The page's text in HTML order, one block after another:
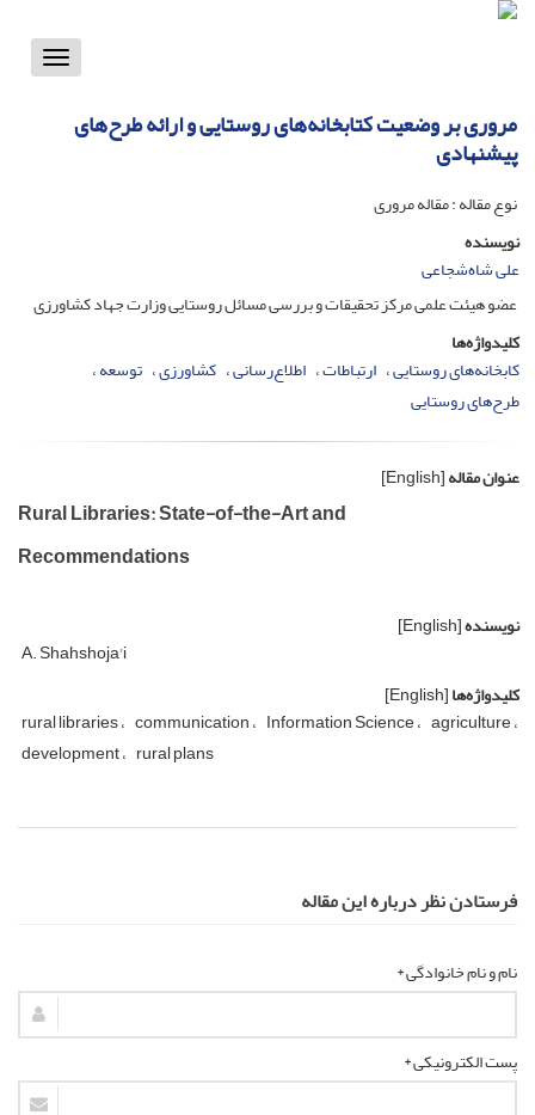
Toggle
مروری بر وضعیت کتابخانه‌های روستایی و ارائه طرح‌های
پیشنهادی
نوع مقاله : مقاله مروری
نویسنده
علی شاه‌شجاعی
عضو هیئت علمی مرکز تحقیقات و بررسی مسائل روستایی وزارت جهاد کشاورزی
کلیدواژه‌ها
کابخانه‌های روستایی ارتباطات اطلاع‌رسانی کشاورزی توسعه
طرح‌های روستایی
عنوان مقاله[English]
Rural Libraries: State-of-the-Art and
Recommendations
نویسنده[English]
A. Shahshoja'i
کلیدواژه‌ها[English]
rural libraries communication Information Science agriculture
development rural plans
فرستادن نظر درباره این مقاله
نام و نام خانوادگی *
پست الکترونیکی *